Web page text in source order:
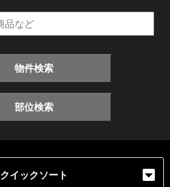
物件検索
部位検索
クイックソート